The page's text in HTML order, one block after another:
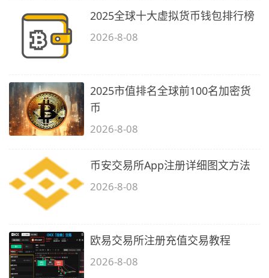
2025全球十大虚拟货币钱包排行榜
2026-8-08
2025市值排名全球前100名加密货
币
2026-8-08
币安交易所App注册详细图文方法
2026-8-08
欧易交易所注册充值交易教程
2026-8-08